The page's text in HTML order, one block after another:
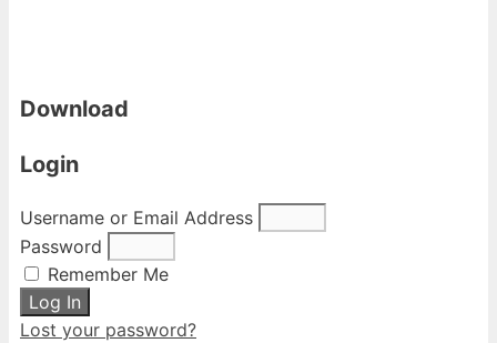
Download
Login
Username or Email Address
Password
Remember Me
Log In
Lost your password?